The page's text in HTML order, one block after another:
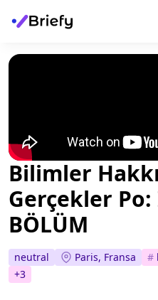
Bilimler
Gerçekler
BÖLÜM
neutral Paris, Fransa #
+3